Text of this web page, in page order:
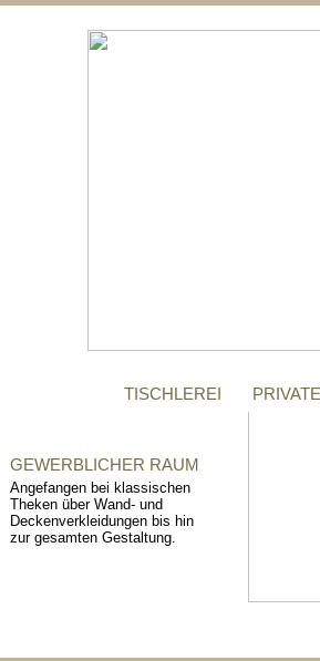
TISCHLEREI
GEWERBLICHER RAUM
Angefangen bei klassischen
Theken über Wand- und
Deckenverkleidungen bis hin
zur gesamten Gestaltung.